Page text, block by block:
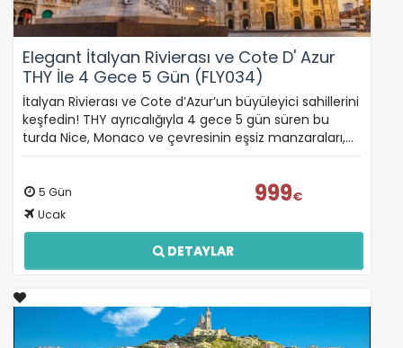
Elegant İtalyan Rivierası ve Cote D' Azur
THY İle 4 Gece 5 Gün (FLY034)
İtalyan Rivierası ve Cote d’Azur’un büyüleyici sahillerini
keşfedin! THY ayrıcalığıyla 4 gece 5 gün süren bu
turda Nice, Monaco ve çevresinin eşsiz manzaraları,…
5 Gün
Ucak
999€
DETAYLAR